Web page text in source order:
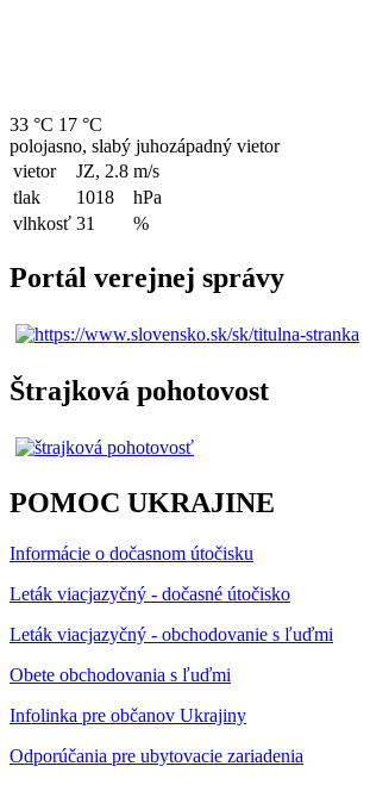
33 °C 17 °C
polojasno, slabý juhozápadný vietor
vietor
JZ, 2.8 m/s
tlak
1018
hPa
vlhkosť 31 %
Portál verejnej správy
Štrajková pohotovost
POMOC UKRAJINE
Informácie o dočasnom útočisku
Leták viacjazyčný - dočasné útočisko
Leták viacjazyčný - obchodovanie s ľuďmi
Obete obchodovania s ľuďmi
Infolinka pre občanov Ukrajiny
Odporúčania pre ubytovacie zariadenia